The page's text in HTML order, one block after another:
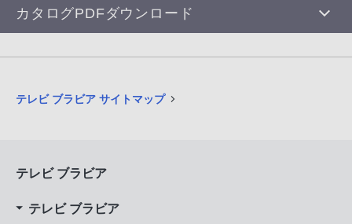
カタログPDFダウンロード
テレビ ブラビア サイトマップ
テレビ ブラビア
テレビ ブラビア